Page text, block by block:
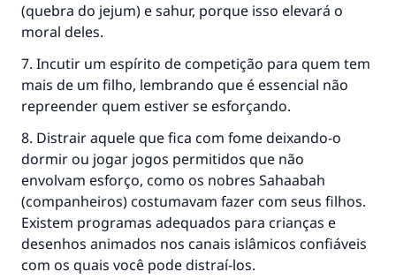
(quebra do jejum) e sahur, porque isso elevará o
moral deles.
7. Incutir um espírito de competição para quem tem
mais de um filho, lembrando que é essencial não
repreender quem estiver se esforçando.
8. Distrair aquele que fica com fome deixando-o
dormir ou jogar jogos permitidos que não
envolvam esforço, como os nobres Sahaabah
(companheiros) costumavam fazer com seus filhos.
Existem programas adequados para crianças e
desenhos animados nos canais islâmicos confiáveis ​​​​
com os quais você pode distraí-los.